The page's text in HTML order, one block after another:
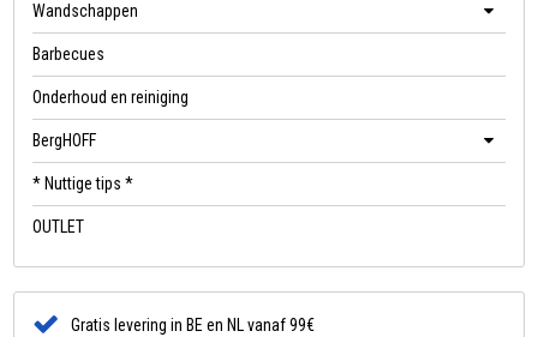
Wandschappen
Barbecues
Onderhoud en reiniging
BergHOFF
* Nuttige tips *
OUTLET
Gratis levering in BE en NL vanaf 99€